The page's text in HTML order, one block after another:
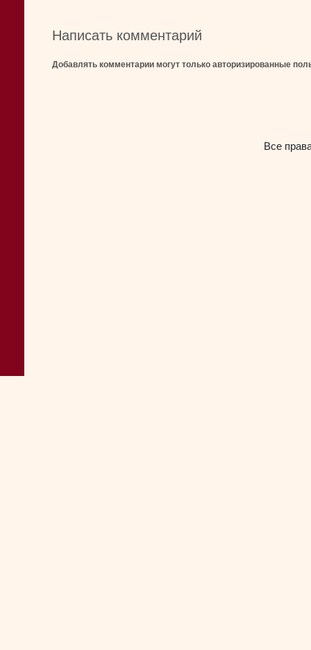
Написать комментарий
Добавлять комментарии могут только авторизированные
Все